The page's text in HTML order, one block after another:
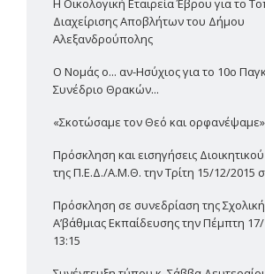
Η Οικολογική Εταιρεία Έβρου για το
Διαχείρισης Αποβλήτων του Δήμου
Αλεξανδρούπολης
Ο Νομάς ο... αν-Ησύχιος για το 10ο
Συνέδριο Θρακών...
«Σκοτώσαμε τον Θεό και
Πρόσκληση και εισηγήσεις
της Π.Ε.Δ./Α.Μ.Θ. την Τρίτη 15/12/2015
Πρόσκληση σε συνεδρίαση της
Α’βάθμιας Εκπαίδευσης την Πέμπτη
13:15